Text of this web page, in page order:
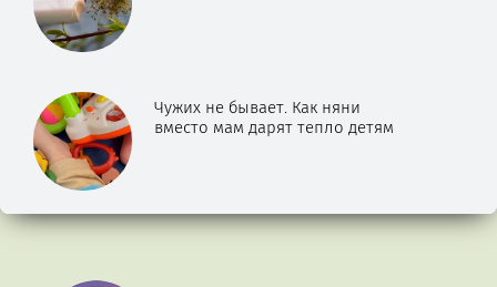
Чужих не бывает. Как няни
вместо мам дарят тепло детям